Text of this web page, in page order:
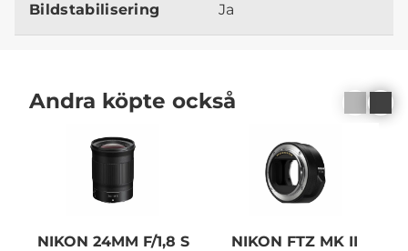
Bildstabilisering Ja
Andra köpte också
NIKON 24MM F/1,8 S
NIKON FTZ MK II